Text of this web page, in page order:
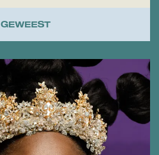
GEWEEST